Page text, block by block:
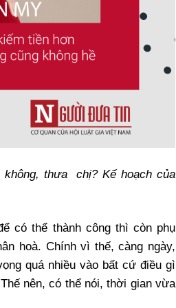
thưa chị? Kế hoạch của
có thể thành công thì còn phụ
hoà. Chính vì thế, càng ngày,
quá nhiều vào bất cứ điều gì
nên, có thể nói, thời gian vừa